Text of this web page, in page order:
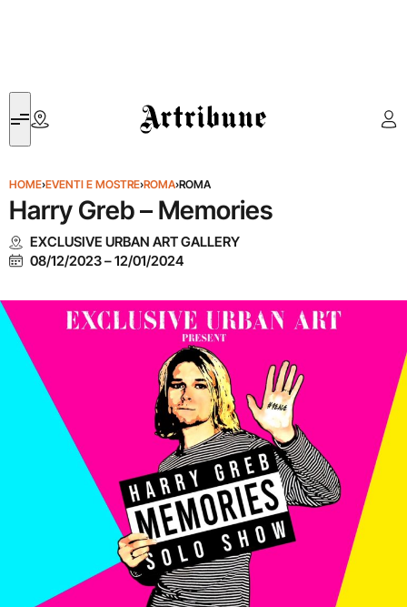
Artribune
HOME›EVENTI E MOSTRE›ROMA›ROMA
Harry Greb – Memories
EXCLUSIVE URBAN ART GALLERY
08/12/2023–12/01/2024